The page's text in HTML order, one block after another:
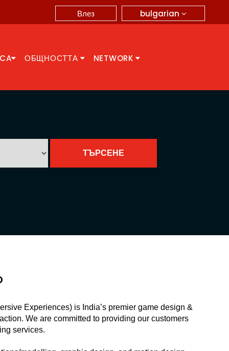
bulgarian
Влез
ОБЩНОСТТА NETWORK
Experiences) is India’s premier game design &
We are committed to providing our customers
services.